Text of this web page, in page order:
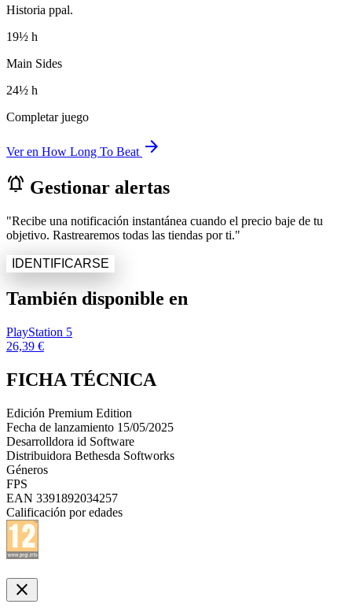
Historia ppal.
19½ h
Main Sides
24½ h
Completar juego
Ver en How Long To Beat arrow_forward
notifications_active Gestionar alertas
"Recibe una notificación instantánea cuando el precio baje de tu
objetivo. Rastrearemos todas las tiendas por ti."
IDENTIFICARSE
También disponible en
PlayStation 5
26,39 €
FICHA TÉCNICA
Edición Premium Edition
Fecha de lanzamiento 15/05/2025
Desarrolldora id Software
Distribuidora Bethesda Softworks
Géneros
FPS
EAN 3391892034257
Calificación por edades
close